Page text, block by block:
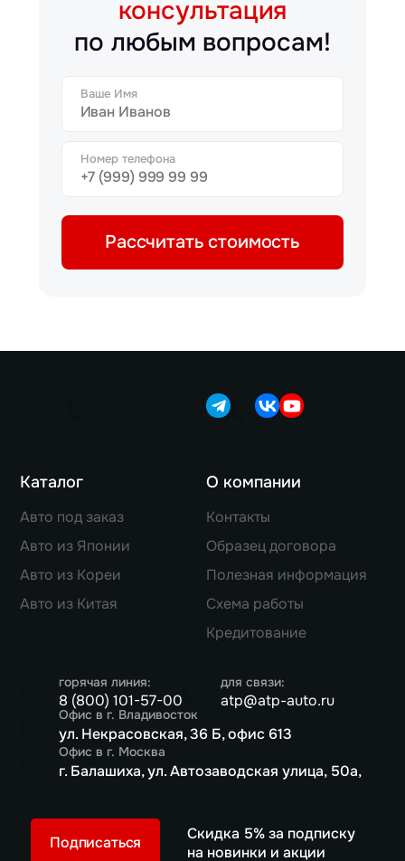
консультация
по любым вопросам!
Ваше Имя
Номер телефона
Рассчитать стоимость
Каталог
Авто под заказ
Авто из Японии
Авто из Кореи
Авто из Китая
О компании
Контакты
Образец договора
Полезная информация
Схема работы
Кредитование
горячая линия:
8 (800) 101-57-00
для связи:
atp@atp-auto.ru
Офис в г. Владивосток
ул. Некрасовская, 36 Б, офис 613
Офис в г. Москва
г. Балашиха, ул. Автозаводская улица, 50а,
Скидка 5% за подписку
на новинки и акции
Подписаться